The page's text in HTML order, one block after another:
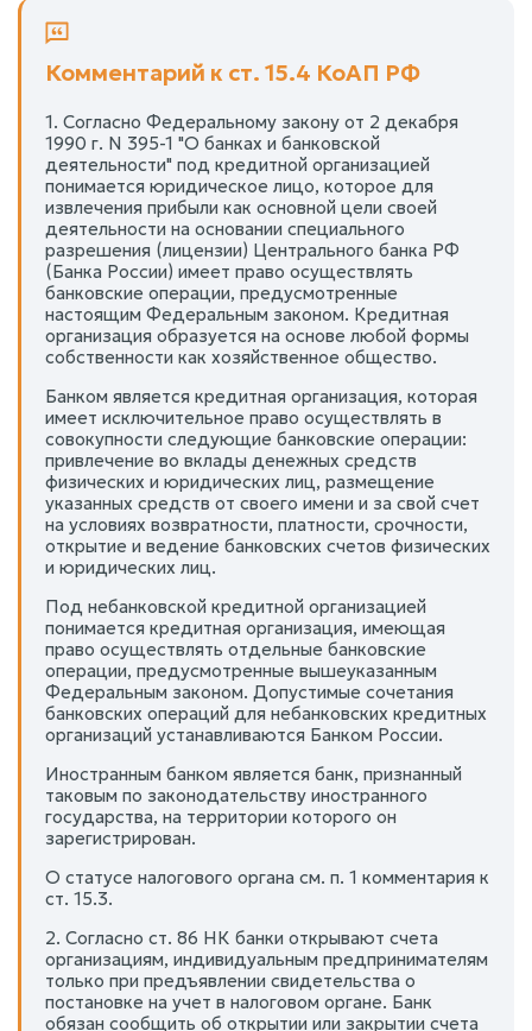
Комментарий к ст. 15.4 КоАП РФ
1. Согласно Федеральному закону от 2 декабря
1990 г. N 395-1 "О банках и банковской
деятельности" под кредитной организацией
понимается юридическое лицо, которое для
извлечения прибыли как основной цели своей
деятельности на основании специального
разрешения (лицензии) Центрального банка РФ
(Банка России) имеет право осуществлять
банковские операции, предусмотренные
настоящим Федеральным законом. Кредитная
организация образуется на основе любой формы
собственности как хозяйственное общество.
Банком является кредитная организация, которая
имеет исключительное право осуществлять в
совокупности следующие банковские операции:
привлечение во вклады денежных средств
физических и юридических лиц, размещение
указанных средств от своего имени и за свой счет
на условиях возвратности, платности, срочности,
открытие и ведение банковских счетов физических
и юридических лиц.
Под небанковской кредитной организацией
понимается кредитная организация, имеющая
право осуществлять отдельные банковские
операции, предусмотренные вышеуказанным
Федеральным законом. Допустимые сочетания
банковских операций для небанковских кредитных
организаций устанавливаются Банком России.
Иностранным банком является банк, признанный
таковым по законодательству иностранного
государства, на территории которого он
зарегистрирован.
О статусе налогового органа см. п. 1 комментария к
ст. 15.3.
2. Согласно ст. 86 НК банки открывают счета
организациям, индивидуальным предпринимателям
только при предъявлении свидетельства о
постановке на учет в налоговом органе. Банк
обязан сообщить об открытии или закрытии счета